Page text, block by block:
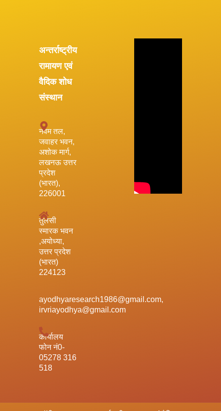
अन्तर्राष्ट्रीय
रामायण एवं
वैदिक शोध
संस्थान
नवम तल,
जवाहर भवन,
अशोक मार्ग,
लखनऊ उत्तर
प्रदेश
(भारत),
226001
तुलसी
स्मारक भवन
,अयोध्या,
उत्तर प्रदेश
(भारत)
224123
ayodhyaresearch1986@gmail.com,
irvriayodhya@gmail.com
कार्यालय
फोन नं0-
05278 316
518